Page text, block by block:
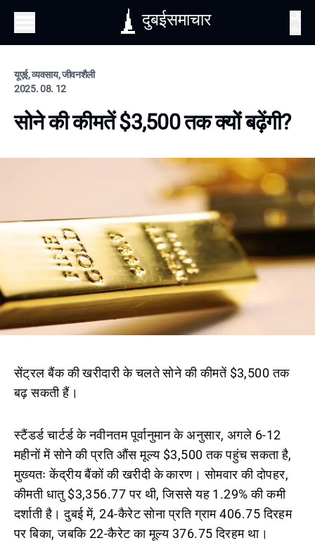
दुबईसमाचार
यूएई, व्यवसाय, जीवनशैली
2025. 08. 12
सोने की कीमतें $3,500 तक क्यों बढ़ेंगी?
सेंट्रल बैंक की खरीदारी के चलते सोने की कीमतें $3,500 तक
बढ़ सकती हैं।
स्टैंडर्ड चार्टर्ड के नवीनतम पूर्वानुमान के अनुसार, अगले 6-12
महीनों में सोने की प्रति औंस मूल्य $3,500 तक पहुंच सकता है,
मुख्यतः केंद्रीय बैंकों की खरीदी के कारण। सोमवार की दोपहर,
कीमती धातु $3,356.77 पर थी, जिससे यह 1.29% की कमी
दर्शाती है। दुबई में, 24-कैरेट सोना प्रति ग्राम 406.75 दिरहम
पर बिका, जबकि 22-कैरेट का मूल्य 376.75 दिरहम था।